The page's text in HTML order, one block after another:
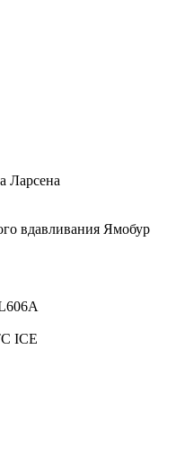
Ларсена
вдавливания Ямобур
ICE